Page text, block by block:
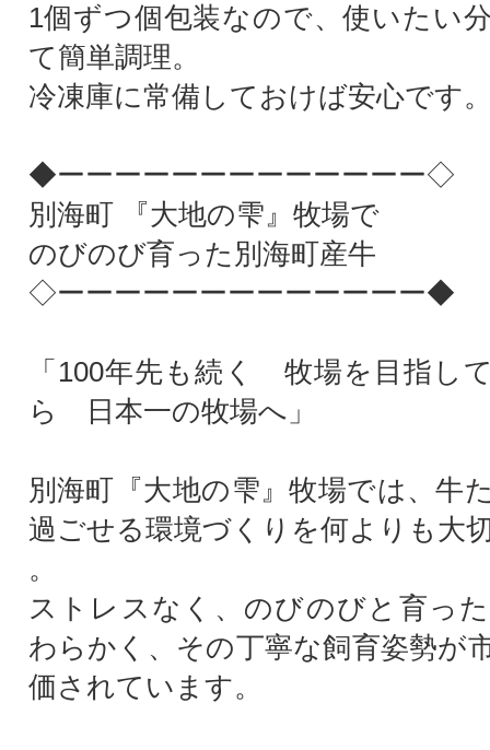
1個ずつ個包装なので、使いたい
て簡単調理。
冷凍庫に常備しておけば安心です
◆ーーーーーーーーーーーーー◇
別海町 『大地の雫』牧場で
のびのび育った別海町産牛
◇ーーーーーーーーーーーーー◆
「100年先も続く 牧場を目指し
ら 日本一の牧場へ」
別海町『大地の雫』牧場では、牛
過ごせる環境づくりを何よりも大
。
ストレスなく、のびのびと育っ
わらかく、その丁寧な飼育姿勢が
価されています。